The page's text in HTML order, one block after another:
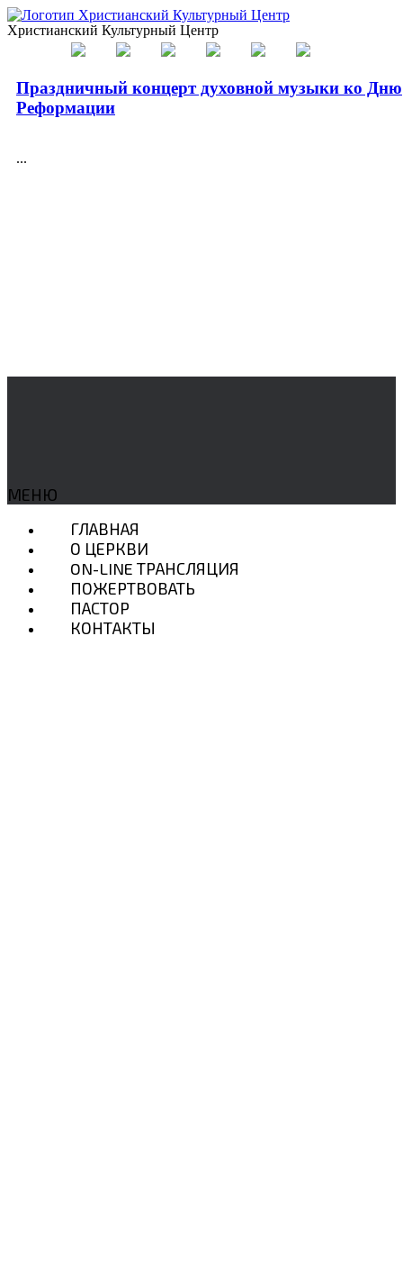
Христианский Культурный Центр
Праздничный концерт духовной музыки ко Дню
Реформации
...
МЕНЮ
ГЛАВНАЯ
О ЦЕРКВИ
ON-LINE ТРАНСЛЯЦИЯ
ПОЖЕРТВОВАТЬ
ПАСТОР
КОНТАКТЫ